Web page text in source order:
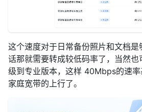
这个速度对于日常备份照片和文档
话那就需要转成较低码率了，当然
级到专业版本，这样 40Mbps的速
家庭宽带的上行了。